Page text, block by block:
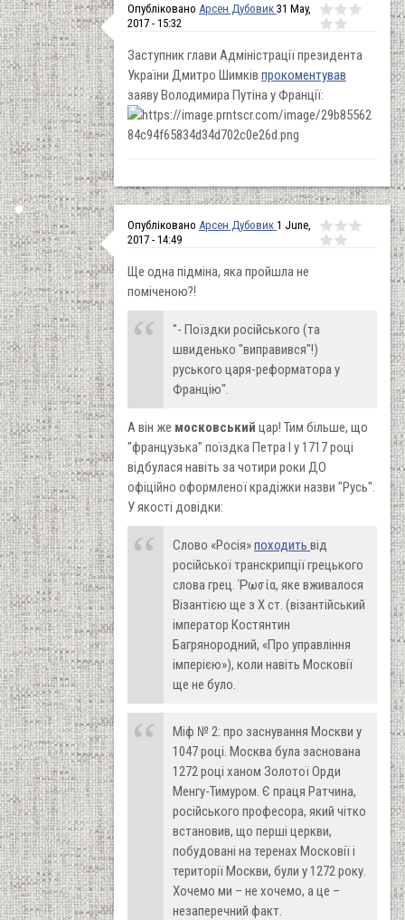
Опубліковано Арсен Дубовик 31 May,
2017 - 15:32
Заступник глави Адміністрації президента
України Дмитро Шимків прокоментував
заяву Володимира Путіна у Франції:
Опубліковано Арсен Дубовик 1 June,
2017 - 14:49
Ще одна підміна, яка пройшла не
поміченою?!
"- Поїздки російського (та
швиденько "виправився"!)
руського царя-реформатора у
Францію".
А він же московський цар! Тим більше, що
"французька" поїздка Петра І у 1717 році
відбулася навіть за чотири роки ДО
офіційно оформленої крадіжки назви "Русь".
У якості довідки:
Слово «Росія»походить від
російської транскрипції грецького
слова грец. Ῥωσία, яке вживалося
Візантією ще з Х ст. (візантійський
імператор Костянтин
Багрянородний, «Про управління
імперією»), коли навіть Московії
ще не було.
Міф № 2: про заснування Москви у
1047 році. Москва була заснована
1272 році ханом Золотої Орди
Менгу-Тимуром. Є праця Ратчина,
російського професора, який чітко
встановив, що перші церкви,
побудовані на теренах Московії і
території Москви, були у 1272 року.
Хочемо ми – не хочемо, а це –
незаперечний факт.